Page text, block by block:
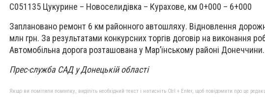
С051135 Цукурине – Новоселидівка – Курахове, км 0+000 – 6+000
Заплановано ремонт 6 км районного автошляху. Відновлення
млн грн. За результатами конкурсних торгів договір на виконання
Автомобільна дорога розташована у Мар’їнському районі Донеччини.
Прес-служба САД у Донецькій області
Якщо ви помітили помилку, виділіть необхідний текст і натисніть Ctrl + Enter, щоб повідомити про це